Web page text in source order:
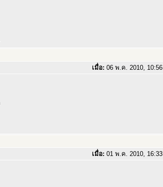
เมื่อ: 06 พ.ค. 2010, 10:56
เมื่อ: 01 พ.ค. 2010, 16:33